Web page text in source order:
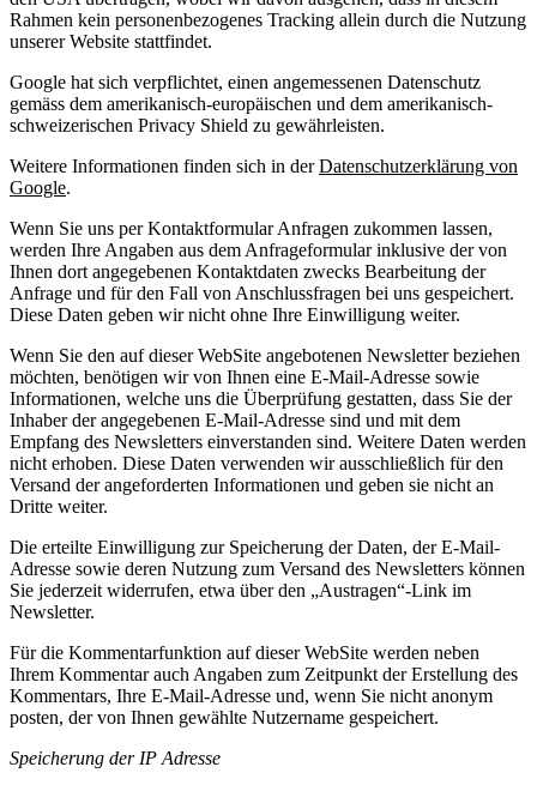
Rahmen kein personenbezogenes Tracking allein durch die Nutzung
unserer Website stattfindet.
Google hat sich verpflichtet, einen angemessenen Datenschutz
gemäss dem amerikanisch-europäischen und dem amerikanisch-
schweizerischen Privacy Shield zu gewährleisten.
Weitere Informationen finden sich in derDatenschutzerklärung von
Google.
Wenn Sie uns per Kontaktformular Anfragen zukommen lassen,
werden Ihre Angaben aus dem Anfrageformular inklusive der von
Ihnen dort angegebenen Kontaktdaten zwecks Bearbeitung der
Anfrage und für den Fall von Anschlussfragen bei uns gespeichert.
Diese Daten geben wir nicht ohne Ihre Einwilligung weiter.
Wenn Sie den auf dieser WebSite angebotenen Newsletter beziehen
möchten, benötigen wir von Ihnen eine E-Mail-Adresse sowie
Informationen, welche uns die Überprüfung gestatten, dass Sie der
Inhaber der angegebenen E-Mail-Adresse sind und mit dem
Empfang des Newsletters einverstanden sind. Weitere Daten werden
nicht erhoben. Diese Daten verwenden wir ausschließlich für den
Versand der angeforderten Informationen und geben sie nicht an
Dritte weiter.
Die erteilte Einwilligung zur Speicherung der Daten, der E-Mail-
Adresse sowie deren Nutzung zum Versand des Newsletters können
Sie jederzeit widerrufen, etwa über den „Austragen“-Link im
Newsletter.
Für die Kommentarfunktion auf dieser WebSite werden neben
Ihrem Kommentar auch Angaben zum Zeitpunkt der Erstellung des
Kommentars, Ihre E-Mail-Adresse und, wenn Sie nicht anonym
posten, der von Ihnen gewählte Nutzername gespeichert.
Speicherung der IP Adresse